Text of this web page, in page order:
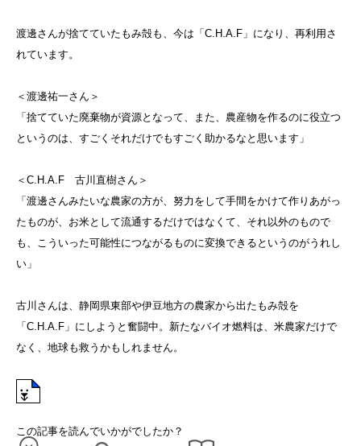
渡邊さんが捨てていたもみ殻も、今は「C.H.A.F」になり、再利用さ
れています。
＜渡邊祐一さん＞
「捨てていた廃棄物が資源となって、また、農産物を作るのに役立つ
というのは、すごくそれだけでもすごく助かるなと思います」
＜C.H.A.F 古川直樹さん＞
「渡邊さんみたいな農家の方が、努力をして手間をかけて作りあがっ
たものが、お米として流通するだけではなくて、それ以外のもので
も、こういった可能性につながるものに変換できるというのがうれし
い」
古川さんは、静岡県東部や伊豆地方の農家から出たもみ殻を
「C.H.A.F」にしようと奮闘中。新たなバイオ燃料は、米農家だけで
なく、地球も救うかもしれません。
この記事を読んでいかがでしたか？